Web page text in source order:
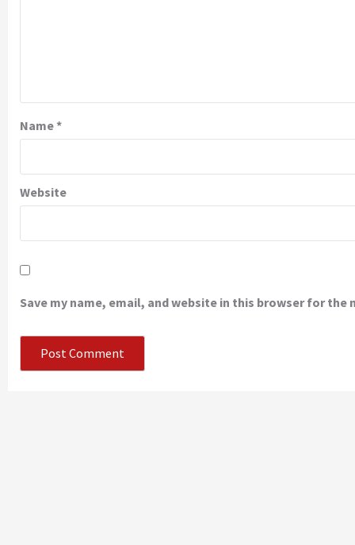
Name*
Website
Save my name, email, and website in this browser for the